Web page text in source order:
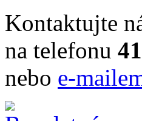
Kontaktujte
na telefonu
nebo e-